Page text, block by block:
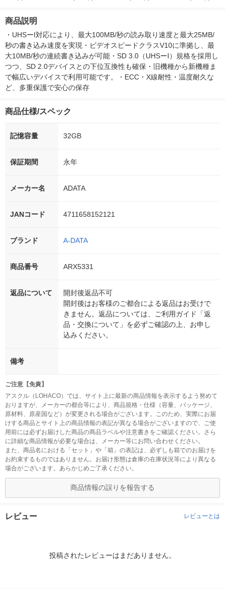
シ） オリジナル
商品説明
・UHSーI対応により、最大100MB/秒の読み取り速度と最大25MB/
秒の書き込み速度を実現・ビデオスピードクラスV10に準拠し、最
大10MB/秒の連続書き込みが可能・SD 3.0（UHSーI）規格を採用し
つつ、SD 2.0デバイスとの下位互換性も確保・旧機種から新機種ま
で幅広いデバイスで利用可能です。・ECC・X線耐性・温度耐久な
ど、多重保護で安心の保存
商品仕様/スペック
記憶容量 32GB
保証期間 永年
メーカー名 ADATA
JANコード 4711658152121
ブランド A-DATA
商品番号 ARX5331
返品について
開封後返品不可
開封後はお客様のご都合による返品はお受けで
きません。返品については、ご利用ガイド「返
品・交換について」を必ずご確認の上、お申し
込みください。
備考
ご注意【免責】
アスクル（LOHACO）では、サイト上に最新の商品情報を表示するよう努めて
おりますが、メーカーの都合等により、商品規格・仕様（容量、パッケージ、
原材料、原産国など）が変更される場合がございます。このため、実際にお届
けする商品とサイト上の商品情報の表記が異なる場合がございますので、ご使
用前には必ずお届けした商品の商品ラベルや注意書きをご確認ください。さら
に詳細な商品情報が必要な場合は、メーカー等にお問い合わせください。
また、商品名における「セット」や「箱」の表記は、必ずしも箱でのお届けを
お約束するものではありません。お届け形態は倉庫の在庫状況等により異なる
場合がございます。あらかじめご了承ください。
商品情報の誤りを報告する
レビュー レビューとは
投稿されたレビューはまだありません。